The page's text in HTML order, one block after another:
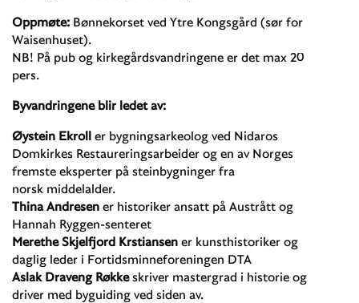
Oppmøte: Bønnekorset ved Ytre Kongsgård (sør for
Waisenhuset).
NB! På pub og kirkegårdsvandringene er det max 20
pers.
Byvandringene blir ledet av:
Øystein Ekroll er bygningsarkeolog ved Nidaros
Domkirkes Restaureringsarbeider og en av Norges
fremste eksperter på steinbygninger fra
norsk middelalder.
Thina Andresen er historiker ansatt på Austrått og
Hannah Ryggen-senteret
Merethe Skjelfjord Krstiansen er kunsthistoriker og
daglig leder i Fortidsminneforeningen DTA
Aslak Draveng Røkkeskriver mastergrad i historie og
driver med byguiding ved siden av.